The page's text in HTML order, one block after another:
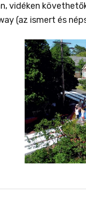
vidéken
(az ismert és